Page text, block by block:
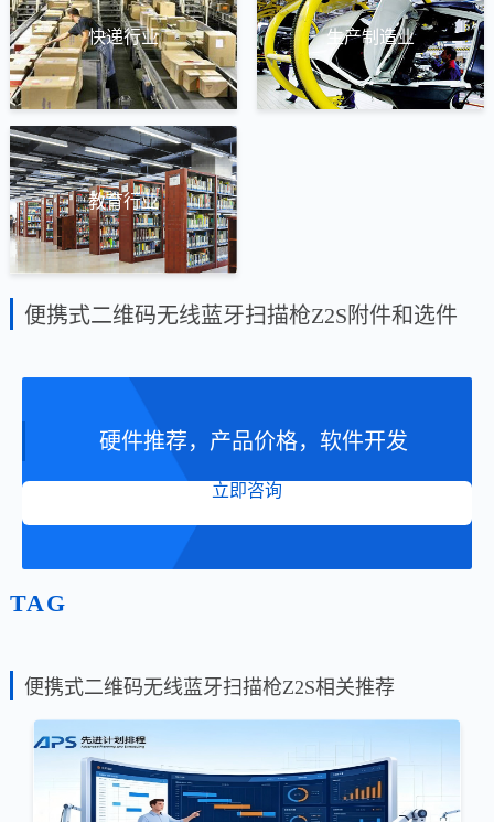
快递行业 生产制造业
教育行业
便携式二维码无线蓝牙扫描枪Z2S附件和选件
硬件推荐，产品价格，软件开发
立即咨询
TAG
便携式二维码无线蓝牙扫描枪Z2S相关推荐